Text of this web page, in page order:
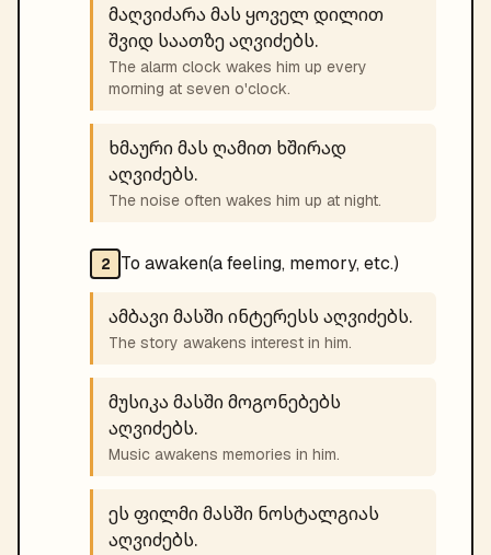
მაღვიძარა მას ყოველ დილით
შვიდ საათზე აღვიძებს.
The alarm clock wakes him up every
morning at seven o'clock.
ხმაური მას ღამით ხშირად
აღვიძებს.
The noise often wakes him up at night.
2 To awaken(a feeling, memory, etc.)
ამბავი მასში ინტერესს აღვიძებს.
The story awakens interest in him.
მუსიკა მასში მოგონებებს
აღვიძებს.
Music awakens memories in him.
ეს ფილმი მასში ნოსტალგიას
აღვიძებს.